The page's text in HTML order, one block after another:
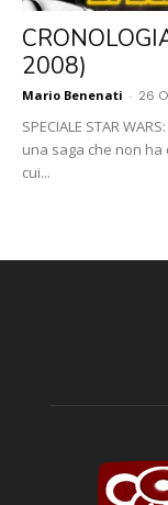
2008)
Mario Benenati - 26
SPECIALE STAR
una saga che non
cui...